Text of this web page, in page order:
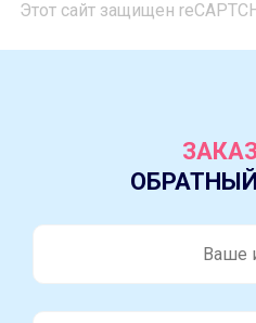
Этот сайт защищен